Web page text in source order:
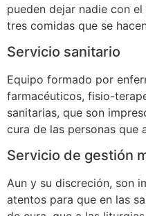
pueden dejar nadie con
tres comidas que se
Servicio sanitario
Equipo formado por
farmacéuticos, fisio-
sanitarias, que son
cura de las personas que
Servicio de gestión
Aun y su discreción, son
atentos para que en las